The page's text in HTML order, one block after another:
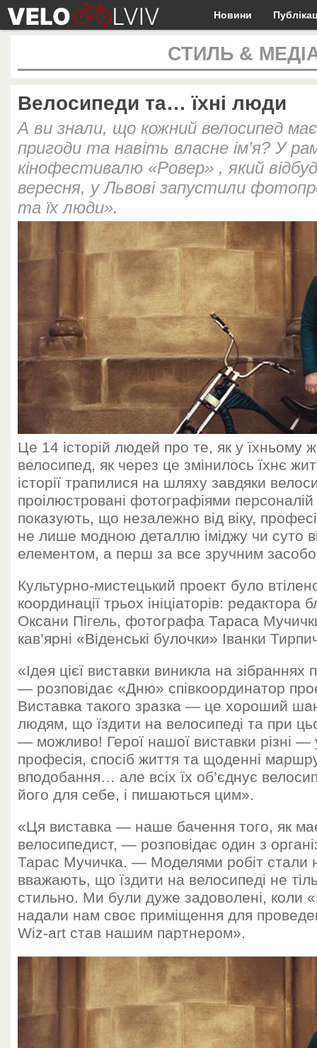
Новини
СТИЛЬ &
Велосипеди та… їхні люди
А ви знали, що кожний велосипед
пригоди та навіть власне ім’я? У
кінофестивалю «Ровер» , який
вересня, у Львові запустили
та їх люди».
Це 14 історій людей про те, як у їхньому
велосипед, як через це змінилось їхнє
історії трапилися на шляху завдяки
проілюстровані фотографіями персоналій
показують, що незалежно від віку,
не лише модною деталлю іміджу чи суто
елементом, а перш за все зручним
Культурно-мистецький проект було
координації трьох ініціаторів: редактора
Оксани Пігель, фотографа Тараса
кав’ярні «Віденські булочки» Іванки
«Ідея цієї виставки виникла на
— розповідає «Дню» співкоординатор
Виставка такого зразка — це хороший
людям, що їздити на велосипеді та при
— можливо! Герої нашої виставки різні —
професія, спосіб життя та щоденні
вподобання… але всіх їх об’єднує
його для себе, і пишаються цим».
«Ця виставка — наше бачення того, як
велосипедист, — розповідає один з
Тарас Мучичка. — Моделями робіт стали
вважають, що їздити на велосипеді не
стильно. Ми були дуже задоволені, коли
надали нам своє приміщення для
Wiz-art став нашим партнером».